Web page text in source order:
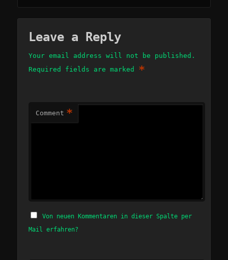
Leave a Reply
Your email address will not be published.
Required fields are marked *
Comment *
Von neuen Kommentaren in dieser Spalte per
Mail erfahren?